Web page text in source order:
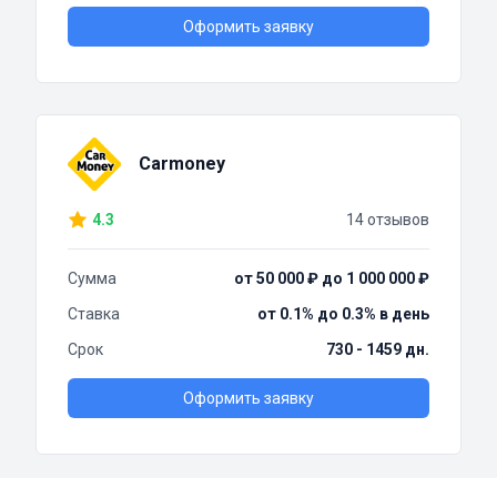
Оформить заявку
Carmoney
4.3 14 отзывов
Сумма
от 50 000 ₽ до 1 000 000 ₽
Ставка
от 0.1% до 0.3% в день
Срок
730 - 1459 дн.
Оформить заявку